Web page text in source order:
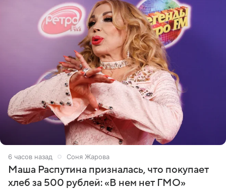
6 часов назад Соня Жарова
Маша Распутина призналась, что покупает
хлеб за 500 рублей: «В нем нет ГМО»